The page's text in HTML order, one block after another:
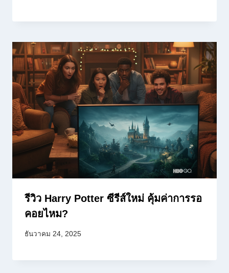
รีวิว Harry Potter ซีรีส์ใหม่ คุ้มค่าการรอ
คอยไหม?
ธันวาคม 24, 2025